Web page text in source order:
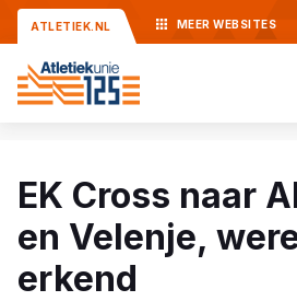
ATLETIEK.NL MEER WEBSITES
EK Cross naar
en Velenje,
erkend